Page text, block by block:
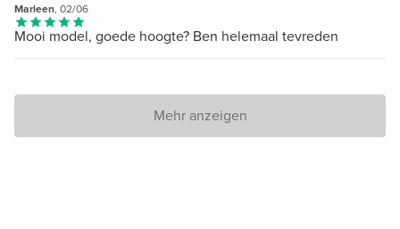
Marleen, 02/06
Mooi model, goede hoogte? Ben helemaal tevreden
Mehr anzeigen